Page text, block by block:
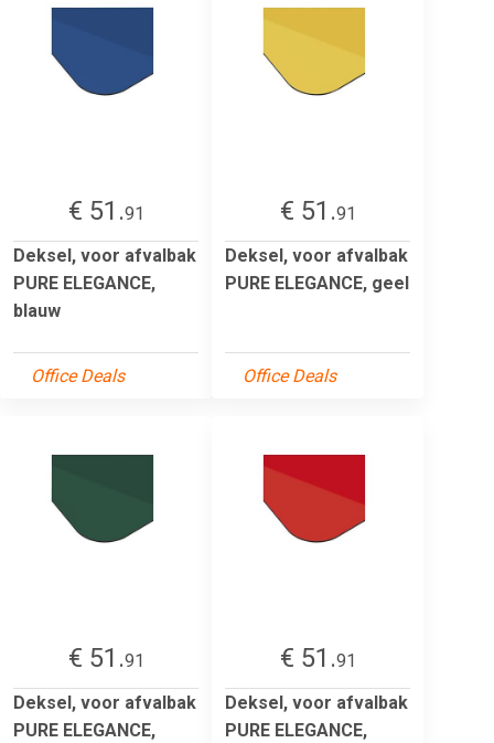
€ 51.91
Deksel, voor afvalbak
PURE ELEGANCE,
blauw
Office Deals
€ 51.91
Deksel, voor afvalbak
PURE ELEGANCE, geel
Office Deals
€ 51.91
Deksel, voor afvalbak
PURE ELEGANCE,
€ 51.91
Deksel, voor afvalbak
PURE ELEGANCE,